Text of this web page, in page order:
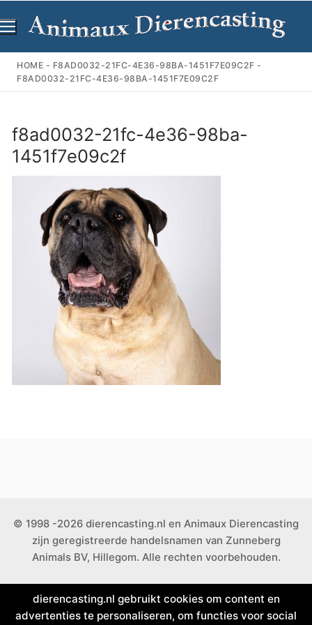
naar
inhoud
HOME - F8AD0032-21FC-4E36-98BA-1451F7E09C2F -
F8AD0032-21FC-4E36-98BA-1451F7E09C2F
f8ad0032-21fc-4e36-98ba-
1451f7e09c2f
© 1998 -2026 dierencasting.nl en Animaux Dierencasting
zijn geregistreerde handelsnamen van Zunneberg
Animals BV, Hillegom. Alle rechten voorbehouden.
dierencasting.nl gebruikt cookies om content en
advertenties te personaliseren, om functies voor social